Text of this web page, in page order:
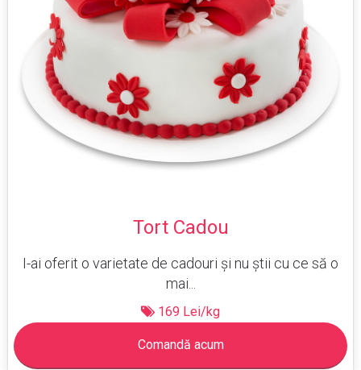
Tort Cadou
I-ai oferit o varietate de cadouri și nu știi cu ce să o
mai...
169 Lei/kg
Comandă acum